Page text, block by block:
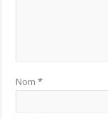
Nom*